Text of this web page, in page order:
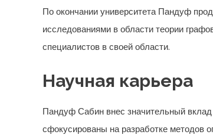
По окончании университета Пандуф
исследованиями в области теории
специалистов в своей области.
Научная карьера
Пандуф Сабин внес значительный
сфокусированы на разработке методов